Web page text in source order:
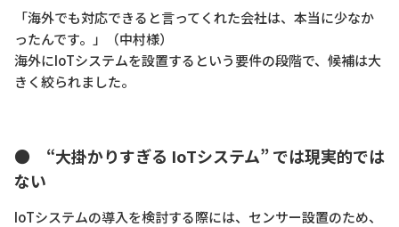
「海外でも対応できると言ってくれた会社は、本当に少なか
ったんです。」（中村様）
海外にIoTシステムを設置するという要件の段階で、候補は大
きく絞られました。
● “大掛かりすぎる IoTシステム” では現実的では
ない
IoTシステムの導入を検討する際には、センサー設置のため、